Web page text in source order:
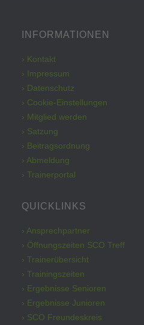
INFORMATIONEN
› Kontakt
› Impressum
› Datenschutz
› Cookie-Einstellungen
› Mitglied werden
› Satzung
› Beitragsordnung
› Abmeldung
› Trainerportal
QUICKLINKS
› Ansprechpartner
› Öffnungszeiten SCO Treff
› Trainerübersicht
› Trainingszeiten
› Ergebnisse Senioren
› Ergebnisse Junioren
› SCO Freundeskreis